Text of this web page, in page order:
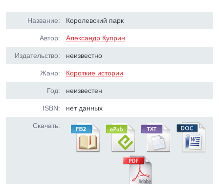
Название: Королевский парк
Автор: Александр Куприн
Издательство: неизвестно
Жанр: Короткие истории
Год: неизвестен
ISBN: нет данных
Скачать: